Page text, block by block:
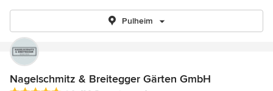
Pulheim
Nagelschmitz & Breitegger Gärten GmbH